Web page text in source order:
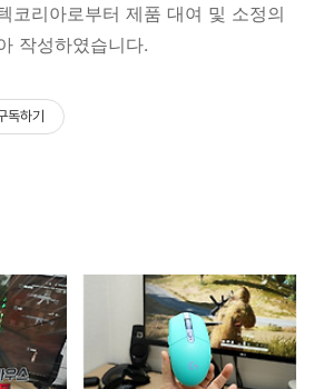
코리아로부터 제품 대여 및 소정의
작성하였습니다.
독하기